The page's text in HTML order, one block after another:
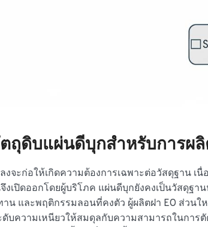
ถุดิบแผ่นดีบุกสำหรับการผลิ
งจะก่อให้เกิดความต้องการเฉพาะต่อวัสดุฐาน เ
เปิดออกโดยผู้บริโภค แผ่นดีบุกยังคงเป็นวัสดุฐ
น และพฤติกรรมลอนที่คงตัว ผู้ผลิตฝา EO ส่วนใ
บความเหนียวให้สมดุลกับความสามารถในการ